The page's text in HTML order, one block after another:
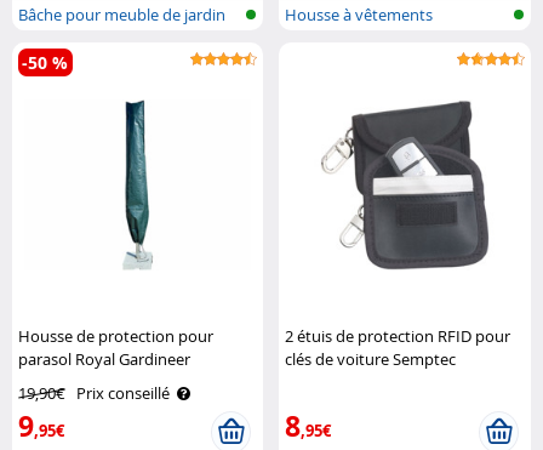
Bâche pour meuble de jardin Housse à vêtements
Housse de protection pour
parasol Royal Gardineer
19,90€ Prix conseillé
9,95€
-50 %
2 étuis de protection RFID pour
clés de voiture Semptec
8,95€